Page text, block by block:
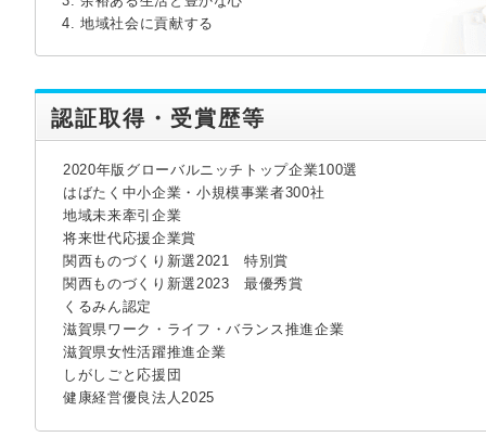
4. 地域社会に貢献する
認証取得・受賞歴等
2020年版グローバルニッチトップ企業100選
はばたく中小企業・小規模事業者300社
地域未来牽引企業
将来世代応援企業賞
関西ものづくり新選2021 特別賞
関西ものづくり新選2023 最優秀賞
くるみん認定
滋賀県ワーク・ライフ・バランス推進企業
滋賀県女性活躍推進企業
しがしごと応援団
健康経営優良法人2025